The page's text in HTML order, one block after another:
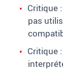
Critique
pas
Critique